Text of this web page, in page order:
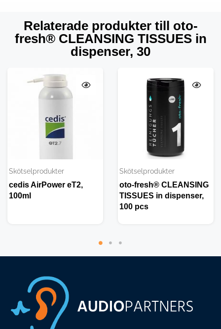
Relaterade produkter till oto-
fresh® CLEANSING TISSUES in
dispenser, 30
Skötselprodukter
cedis AirPower eT2,
100ml
Skötselprodukter
oto-fresh® CLEANSING
TISSUES in dispenser,
100 pcs